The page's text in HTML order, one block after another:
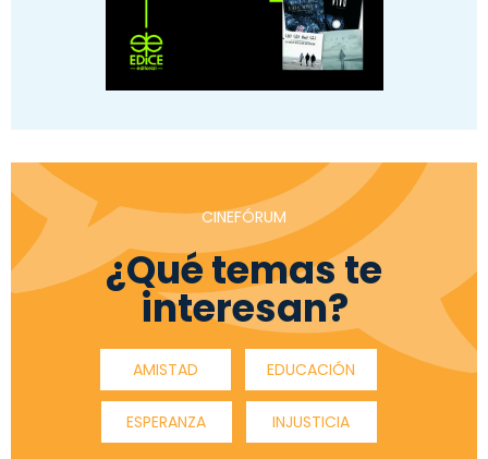
CINEFÓRUM
¿Qué temas te
interesan?
AMISTAD EDUCACIÓN
ESPERANZA INJUSTICIA